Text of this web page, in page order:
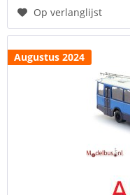
Op verlanglijst
Augustus 2024